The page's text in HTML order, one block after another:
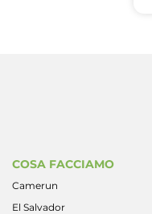
COSA FACCIAMO
Camerun
El Salvador